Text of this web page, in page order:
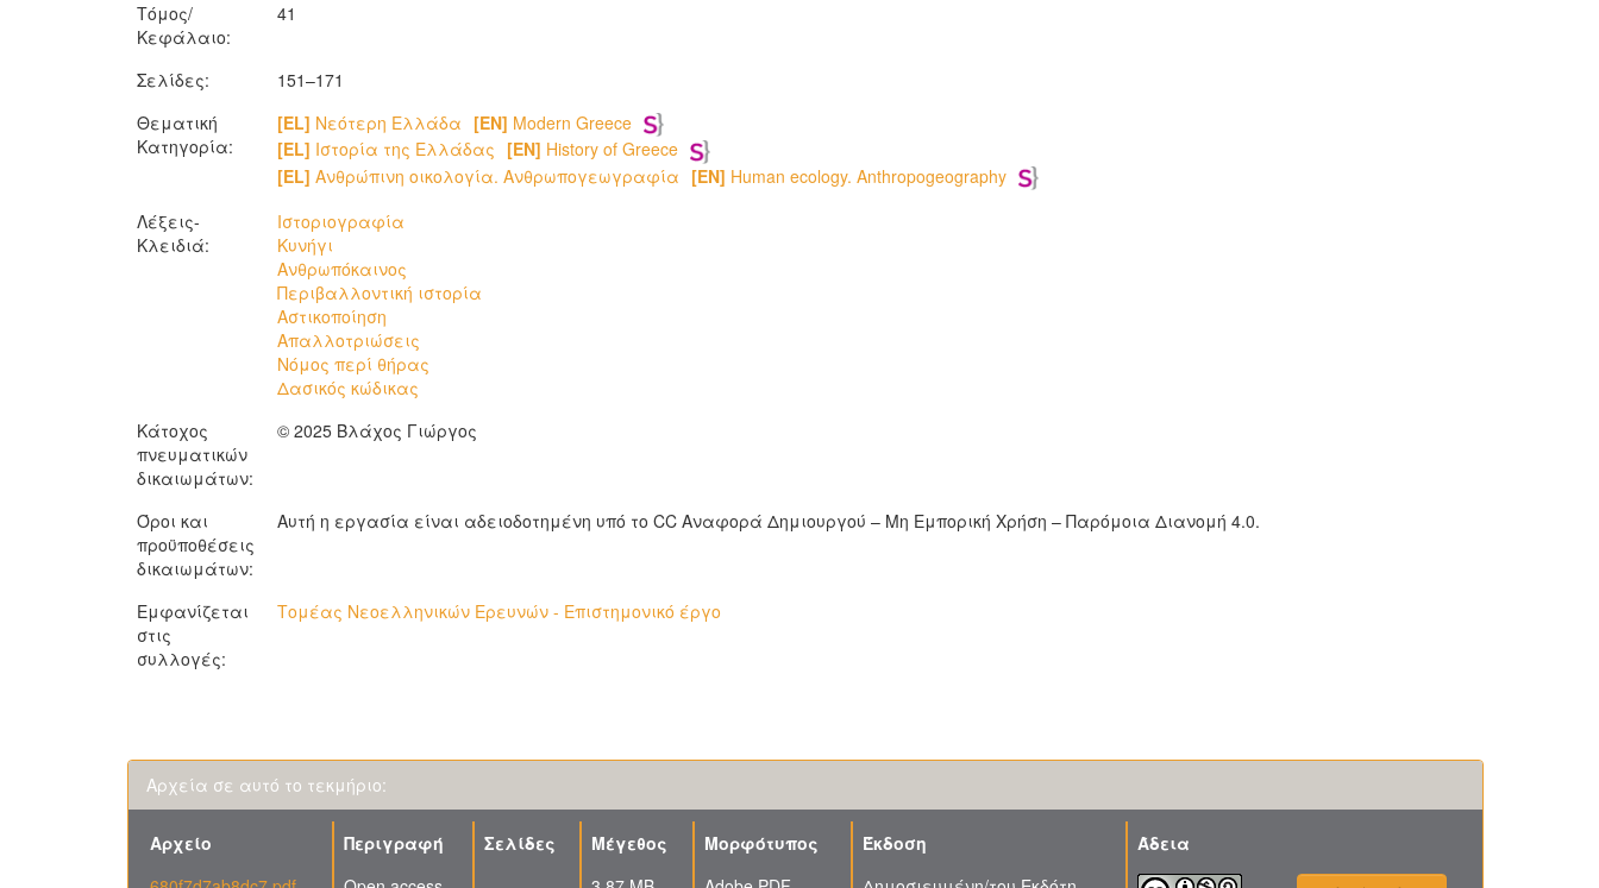
Τόμος/
Κεφάλαιο:
41
Σελίδες:
151–171
Θεματική
Κατηγορία:
[EL] Νεότερη Ελλάδα [EN] Modern Greece
[EL] Ιστορία της Ελλάδας [EN] History of Greece
[EL] Ανθρώπινη οικολογία. Ανθρωπογεωγραφία [EN] Human ecology. Anthropogeography
Λέξεις-
Κλειδιά:
Ιστοριογραφία
Κυνήγι
Ανθρωπόκαινος
Περιβαλλοντική ιστορία
Αστικοποίηση
Απαλλοτριώσεις
Νόμος περί θήρας
Δασικός κώδικας
Κάτοχος
πνευματικών
δικαιωμάτων:
© 2025 Βλάχος Γιώργος
Όροι και
προϋποθέσεις
δικαιωμάτων:
Αυτή η εργασία είναι αδειοδοτημένη υπό το CC Αναφορά Δημιουργού – Μη Εμπορική Χρήση – Παρόμοια Διανομή 4.0.
Εμφανίζεται
στις
συλλογές:
Τομέας Νεοελληνικών Ερευνών - Επιστημονικό έργο
Αρχεία σε αυτό το τεκμήριο:
Αρχείο Περιγραφή Σελίδες Μέγεθος Μορφότυπος Έκδοση
Άδεια